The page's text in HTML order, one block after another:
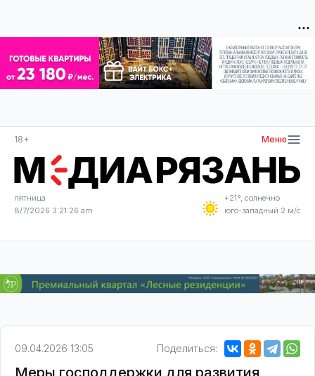
18+ Меню
пятница
8/7/2026 3:21:26 am
+21°, солнечно
юго-западный 2 м/с
09.04.2026 13:05 Поделиться: